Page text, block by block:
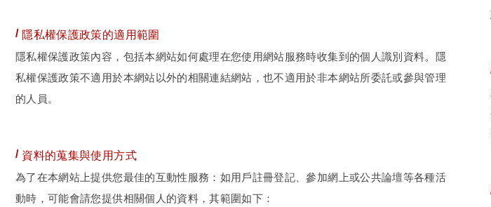
隱私權保護政策的適用範圍
隱私權保護政策內容，包括本網站如何處理在您使用網站服務時收集到的個人識別資料。隱
私權保護政策不適用於本網站以外的相關連結網站，也不適用於非本網站所委託或參與管理
的人員。
資料的蒐集與使用方式
為了在本網站上提供您最佳的互動性服務：如用戶註冊登記、參加網上或公共論壇等各種活
動時，可能會請您提供相關個人的資料，其範圍如下：